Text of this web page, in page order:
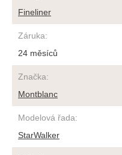
Fineliner
Záruka:
24 měsíců
Značka:
Montblanc
Modelová řada:
StarWalker